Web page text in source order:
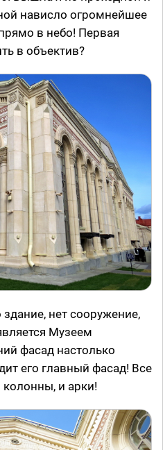
нависло огромнейшее
в небо! Первая
в объектив?
нет сооружение,
Музеем
фасад настолько
его главный фасад! Все
колонны, и арки!